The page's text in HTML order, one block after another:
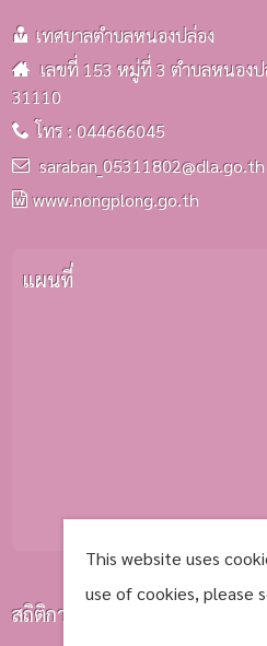
เทศบาลตำบลหนองปล่อง
เลขที่ 153 หมู่ที่ 3 ตำบลหนองป
31110
โทร : 044666045
saraban_05311802@dla.go.th
www.nongplong.go.th
แผนที่
สถิติการเยี่ยมชม
This website uses
use of cookies, please